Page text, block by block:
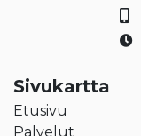
Sivukartta
Etusivu
Palvelut